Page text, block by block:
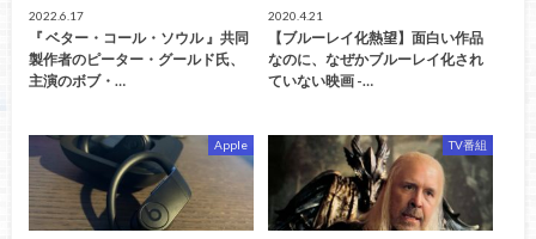
2022.6.17
『 ベター・コール・ソウル 』共同
製作者のピーター・グールド氏、
主演のボブ・…
2020.4.21
【ブルーレイ化熱望】面白い作品
なのに、なぜかブルーレイ化され
ていない映画 -…
Apple TV番組